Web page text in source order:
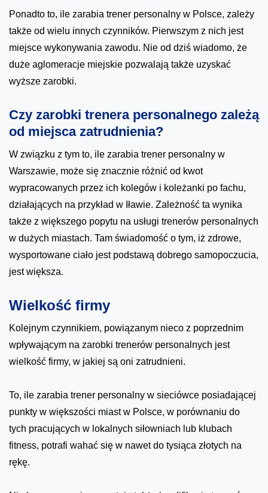
Ponadto to, ile zarabia trener personalny w Polsce, zależy
także od wielu innych czynników. Pierwszym z nich jest
miejsce wykonywania zawodu. Nie od dziś wiadomo, że
duże aglomeracje miejskie pozwalają także uzyskać
wyższe zarobki.
Czy zarobki trenera personalnego zależą
od miejsca zatrudnienia?
W związku z tym to, ile zarabia trener personalny w
Warszawie, może się znacznie różnić od kwot
wypracowanych przez ich kolegów i koleżanki po fachu,
działających na przykład w Iławie. Zależność ta wynika
także z większego popytu na usługi trenerów personalnych
w dużych miastach. Tam świadomość o tym, iż zdrowe,
wysportowane ciało jest podstawą dobrego samopoczucia,
jest większa.
Wielkość firmy
Kolejnym czynnikiem, powiązanym nieco z poprzednim
wpływającym na zarobki trenerów personalnych jest
wielkość firmy, w jakiej są oni zatrudnieni.
To, ile zarabia trener personalny w sieciówce posiadającej
punkty w większości miast w Polsce, w porównaniu do
tych pracujących w lokalnych siłowniach lub klubach
fitness, potrafi wahać się w nawet do tysiąca złotych na
rękę.